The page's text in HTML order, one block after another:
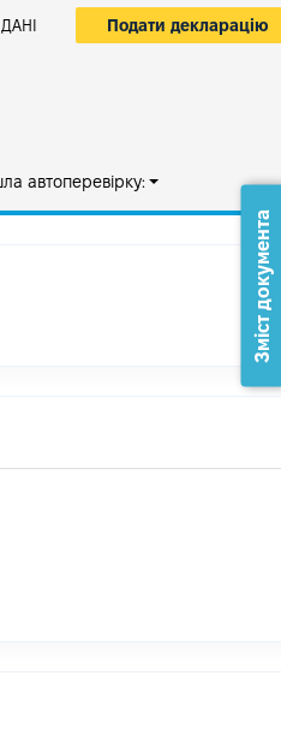
Подати декларацію
автоперевірку:
Зміст документа